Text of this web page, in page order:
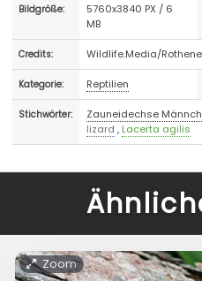
Bildgröße:
5760x3840 PX / 6
MB
Credits: Wildlife.Media/
Kategorie: Reptilien
Stichwörter: Zauneidechse
lizard , Lacerta agilis
Zoom